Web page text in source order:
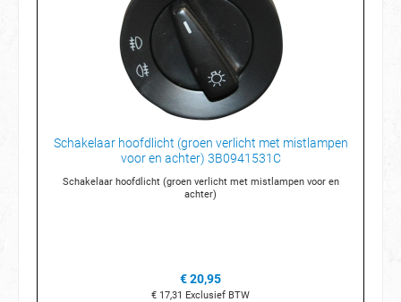
Schakelaar hoofdlicht (groen verlicht met mistlampen
voor en achter) 3B0941531C
Schakelaar hoofdlicht (groen verlicht met mistlampen voor en
achter)
€ 20,95
€ 17,31 Exclusief BTW